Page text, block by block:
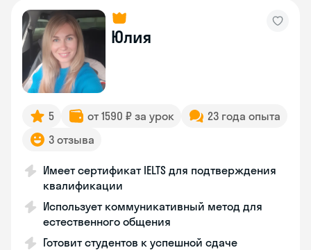
Юлия
5 от 1590 ₽ за урок
23 года опыта
3 отзыва
Имеет сертификат IELTS для подтверждения
квалификации
Использует коммуникативный метод для
естественного общения
Готовит студентов к успешной сдаче